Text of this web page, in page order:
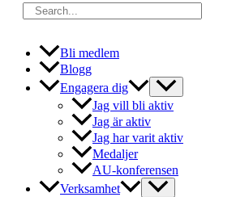
Search
for:
Bli medlem
Blogg
Engagera dig
Jag vill bli aktiv
Jag är aktiv
Jag har varit aktiv
Medaljer
AU-konferensen
Verksamhet